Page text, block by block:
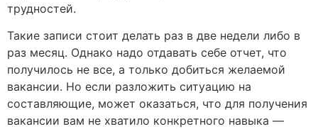
трудностей.
Такие записи стоит делать раз в две недели либо в
раз месяц. Однако надо отдавать себе отчет, что
получилось не все, а только добиться желаемой
вакансии. Но если разложить ситуацию на
составляющие, может оказаться, что для получения
вакансии вам не хватило конкретного навыка —